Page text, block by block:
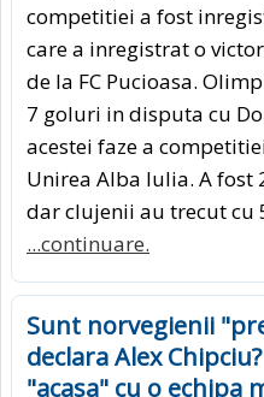
competitiei a fost
care a inregistrat o
de la FC Pucioasa.
7 goluri in disputa cu
acestei faze a
Unirea Alba Iulia. A fost
dar clujenii au trecut cu
...continuare.
Sunt norvegienii
declara Alex
"acasa" cu o echipa